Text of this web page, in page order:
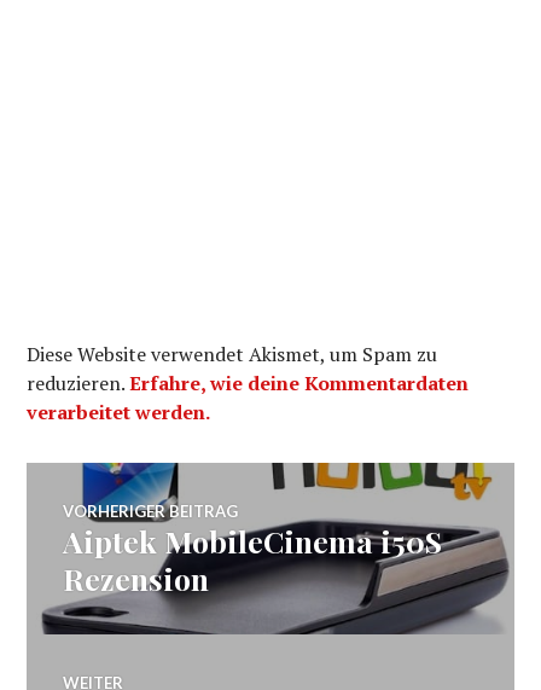
Diese Website verwendet Akismet, um Spam zu
reduzieren.Erfahre, wie deine Kommentardaten
verarbeitet werden.
Beitragsnavigation
VORHERIGER BEITRAG
Vorheriger
Beitrag:
Aiptek MobileCinema i50S
Rezension
WEITER